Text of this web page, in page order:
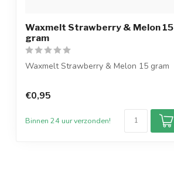
Waxmelt Strawberry & Melon 15
gram
Waxmelt Strawberry & Melon 15 gram
ver...
€0,95
Binnen 24 uur verzonden!